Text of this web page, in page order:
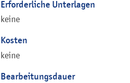
Erforderliche Unterlagen
keine
Kosten
keine
Bearbeitungsdauer